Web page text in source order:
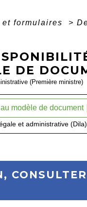
formulaires >
DE
(Première ministre)
modèle de document
et administrative